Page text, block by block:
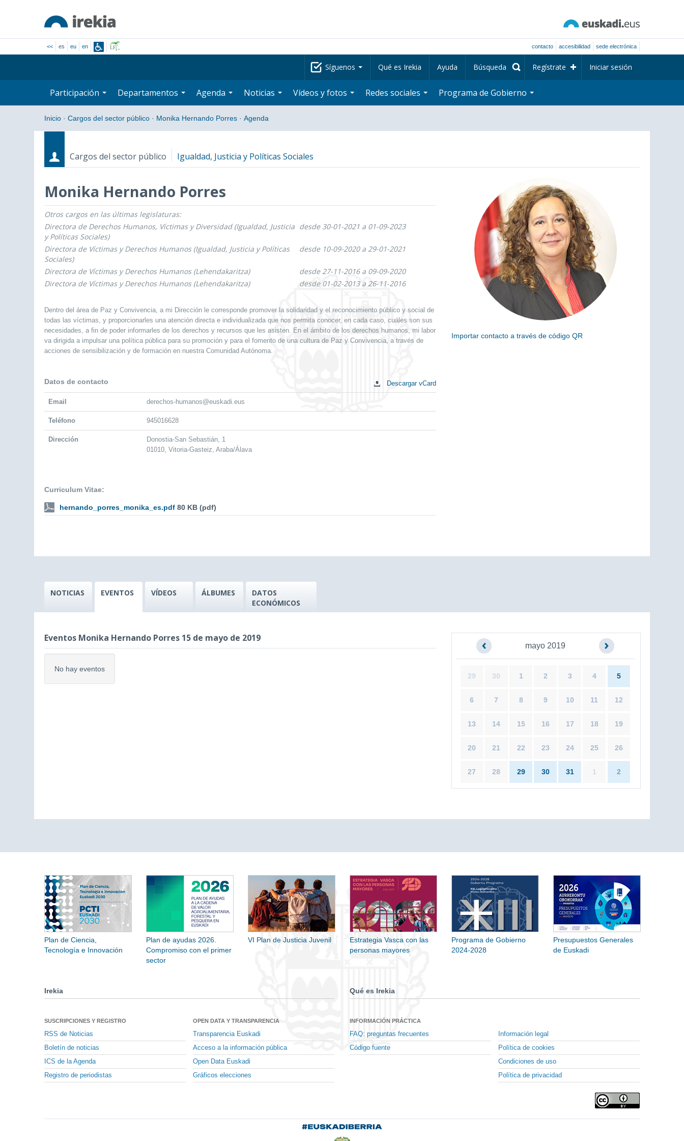
<< es eu en contacto accesibilidad sede electrónica
Síguenos Qué es Irekia Ayuda Búsqueda Regístrate Iniciar sesión
Participación Departamentos Agenda Noticias Vídeos y fotos Redes sociales Programa de Gobierno
Inicio · Cargos del sector público · Monika Hernando Porres · Agenda
Cargos del sector público Igualdad, Justicia y Políticas Sociales
Monika Hernando Porres
CargosFecha de inicio - Fecha fin
Otros cargos en las últimas legislaturas:
Directora de Derechos Humanos, Víctimas y Diversidad (Igualdad, Justicia
y Políticas Sociales)
desde 30-01-2021 a 01-09-2023
Directora de Víctimas y Derechos Humanos (Igualdad, Justicia y Políticas
Sociales)
desde 10-09-2020 a 29-01-2021
Directora de Víctimas y Derechos Humanos (Lehendakaritza)
desde 27-11-2016 a 09-09-2020
Directora de Víctimas y Derechos Humanos (Lehendakaritza)
desde 01-02-2013 a 26-11-2016
Dentro del área de Paz y Convivencia, a mi Dirección le corresponde promover la solidaridad y el reconocimiento público y social de
todas las víctimas, y proporcionarles una atención directa e individualizada que nos permita conocer, en cada caso, cuáles son sus
necesidades, a fin de poder informarles de los derechos y recursos que les asisten. En el ámbito de los derechos humanos, mi labor
va dirigida a impulsar una política pública para su promoción y para el fomento de una cultura de Paz y Convivencia, a través de
acciones de sensibilización y de formación en nuestra Comunidad Autónoma.
Datos de contacto Descargar vCard
Email derechos-humanos@euskadi.eus
Teléfono 945016628
Dirección
Donostia-San Sebastián, 1
01010, Vitoria-Gasteiz, Araba/Álava
Curriculum Vitae:
hernando_porres_monika_es.pdf 80 KB (pdf)
Importar contacto a través de código QR
NOTICIAS EVENTOS VÍDEOS ÁLBUMES
DATOS
ECONÓMICOS
Eventos Monika Hernando Porres 15 de mayo de 2019
No hay eventos
mayo 2019
29 30 1 2 3 4 5
6 7 8 9 10 11 12
13 14 15 16 17 18 19
20 21 22 23 24 25 26
27 28 29 30 31 1 2
Plan de Ciencia,
Tecnología e Innovación
Plan de ayudas 2026.
Compromiso con el primer
sector
VI Plan de Justicia Juvenil
Estrategia Vasca con las
personas mayores
Programa de Gobierno
2024-2028
Presupuestos Generales
de Euskadi
Irekia
SUSCRIPCIONES Y REGISTRO
RSS de Noticias
Boletín de noticias
ICS de la Agenda
Registro de periodistas
OPEN DATA Y TRANSPARENCIA
Transparencia Euskadi
Acceso a la información pública
Open Data Euskadi
Gráficos elecciones
Qué es Irekia
INFORMACIÓN PRÁCTICA
FAQ: preguntas frecuentes
Código fuente
Información legal
Política de cookies
Condiciones de uso
Política de privacidad